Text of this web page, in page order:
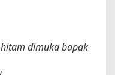
dimuka bapak